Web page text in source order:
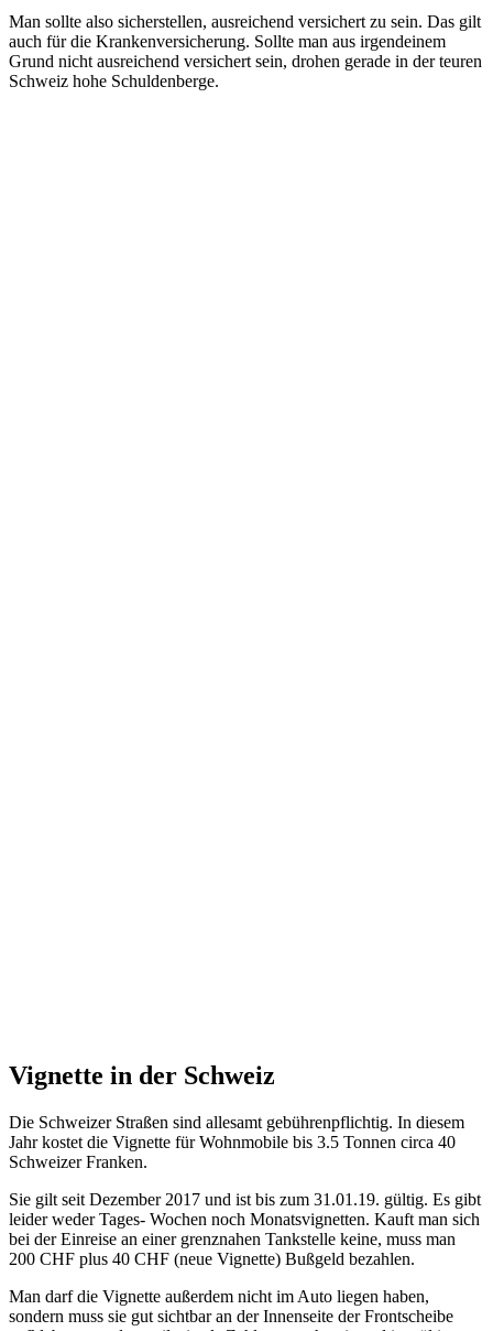
Man sollte also sicherstellen, ausreichend versichert zu sein. Das gilt
auch für die Krankenversicherung. Sollte man aus irgendeinem
Grund nicht ausreichend versichert sein, drohen gerade in der teuren
Schweiz hohe Schuldenberge.
Vignette in der Schweiz
Die Schweizer Straßen sind allesamt gebührenpflichtig. In diesem
Jahr kostet die Vignette für Wohnmobile bis 3.5 Tonnen circa 40
Schweizer Franken.
Sie gilt seit Dezember 2017 und ist bis zum 31.01.19. gültig. Es gibt
leider weder Tages- Wochen noch Monatsvignetten. Kauft man sich
bei der Einreise an einer grenznahen Tankstelle keine, muss man
200 CHF plus 40 CHF (neue Vignette) Bußgeld bezahlen.
Man darf die Vignette außerdem nicht im Auto liegen haben,
sondern muss sie gut sichtbar an der Innenseite der Frontscheibe